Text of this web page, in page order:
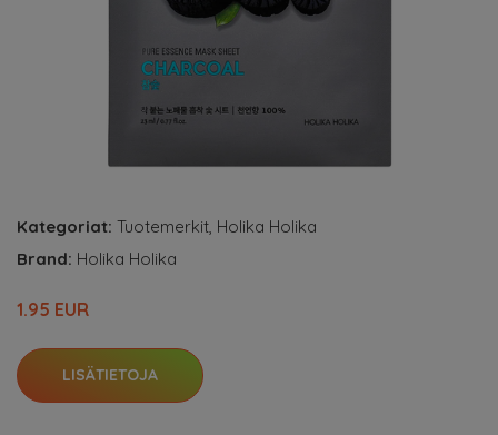
Kategoriat: Tuotemerkit, Holika Holika
Brand: Holika Holika
1.95 EUR
LISÄTIETOJA